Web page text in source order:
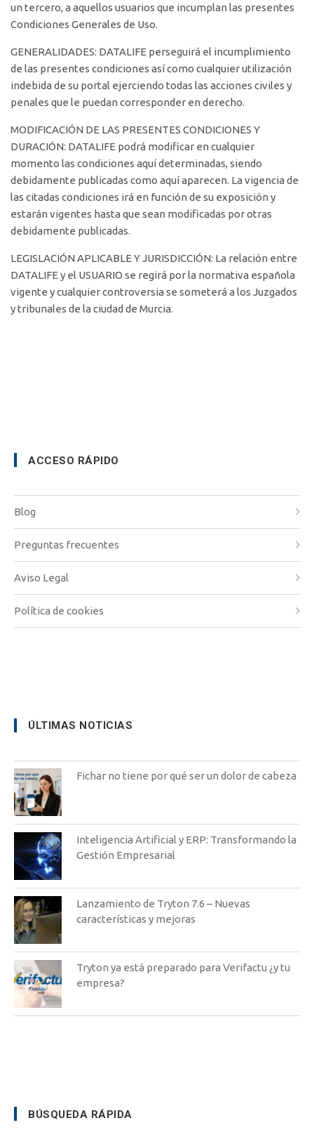
un tercero, a aquellos usuarios que incumplan las presentes
Condiciones Generales de Uso.
GENERALIDADES: DATALIFE perseguirá el incumplimiento
de las presentes condiciones así como cualquier utilización
indebida de su portal ejerciendo todas las acciones civiles y
penales que le puedan corresponder en derecho.
MODIFICACIÓN DE LAS PRESENTES CONDICIONES Y
DURACIÓN: DATALIFE podrá modificar en cualquier
momento las condiciones aquí determinadas, siendo
debidamente publicadas como aquí aparecen. La vigencia de
las citadas condiciones irá en función de su exposición y
estarán vigentes hasta que sean modificadas por otras
debidamente publicadas.
LEGISLACIÓN APLICABLE Y JURISDICCIÓN: La relación entre
DATALIFE y el USUARIO se regirá por la normativa española
vigente y cualquier controversia se someterá a los Juzgados
y tribunales de la ciudad de Murcia.
ACCESO RÁPIDO
Blog
Preguntas frecuentes
Aviso Legal
Política de cookies
ÚLTIMAS NOTICIAS
Fichar no tiene por qué ser un dolor de cabeza
Inteligencia Artificial y ERP: Transformando la
Gestión Empresarial
Lanzamiento de Tryton 7.6 – Nuevas
características y mejoras
Tryton ya está preparado para Verifactu ¿y tu
empresa?
BÚSQUEDA RÁPIDA